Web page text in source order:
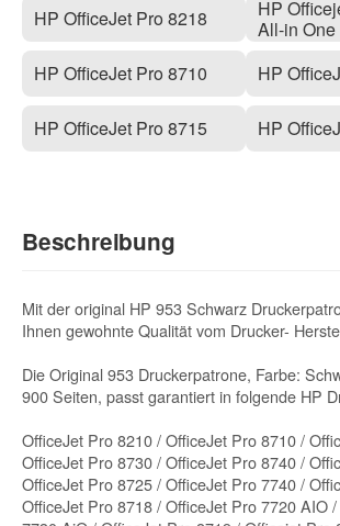
HP OfficeJet Pro 8218
HP OfficeJet Pro 8710
HP OfficeJet Pro 8715
HP
All-in One
HP
HP
Beschreibung
Mit der original HP 953 Schwarz
Ihnen gewohnte Qualität vom Drucker-
Die Original 953 Druckerpatrone, Farbe:
900 Seiten, passt garantiert in folgende HP
OfficeJet Pro 8210 / OfficeJet Pro 8710 /
OfficeJet Pro 8730 / OfficeJet Pro 8740 /
OfficeJet Pro 8725 / OfficeJet Pro 7740 /
OfficeJet Pro 8718 / OfficeJet Pro 7720 AIO